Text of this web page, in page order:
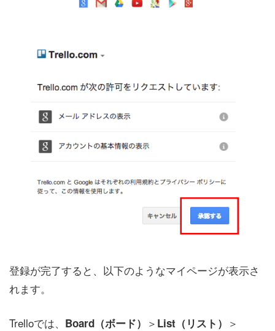
登録が完了すると、以下のようなマイページが表示さ
れます。
Trelloでは、 Board（ボード） ＞ List（リスト） ＞